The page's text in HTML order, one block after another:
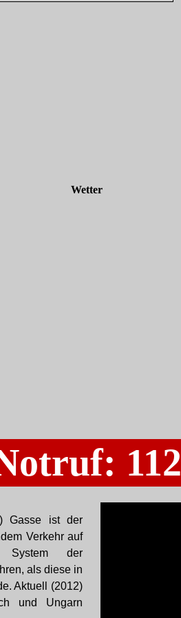
Wetter
112
Gasse ist der
Verkehr auf
System der
als diese in
Aktuell (2012)
und Ungarn